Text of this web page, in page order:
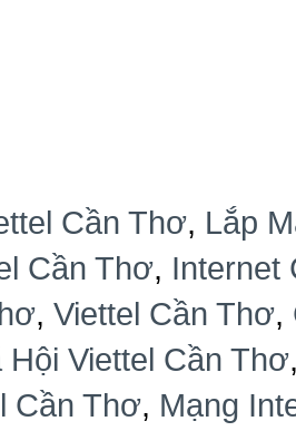
Cần Thơ, Lắp
Cần Thơ, Internet
, Viettel Cần Thơ,
Hội Viettel Cần Thơ
Cần Thơ, Mạng